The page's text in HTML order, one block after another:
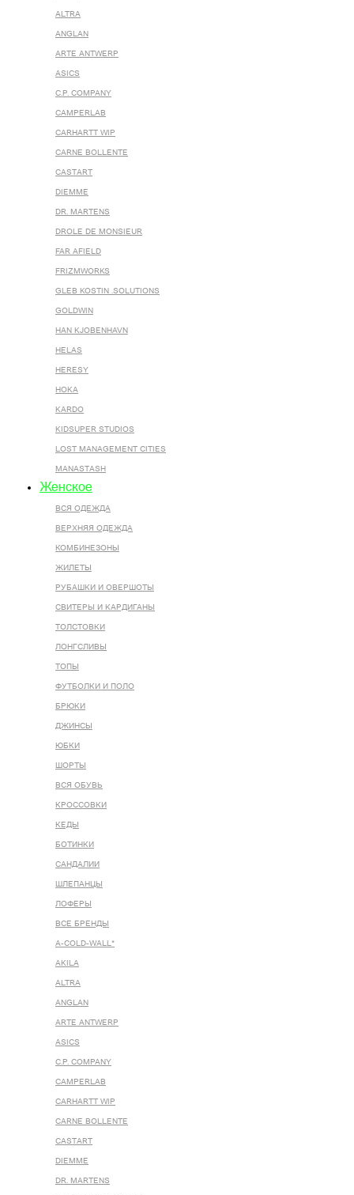
ALTRA
ANGLAN
ARTE ANTWERP
ASICS
C.P. COMPANY
CAMPERLAB
CARHARTT WIP
CARNE BOLLENTE
CASTART
DIEMME
DR. MARTENS
DROLE DE MONSIEUR
FAR AFIELD
FRIZMWORKS
GLEB KOSTIN .SOLUTIONS
GOLDWIN
HAN KJOBENHAVN
HELAS
HERESY
HOKA
KARDO
KIDSUPER STUDIOS
LOST MANAGEMENT CITIES
MANASTASH
Женское
ВСЯ ОДЕЖДА
ВЕРХНЯЯ ОДЕЖДА
КОМБИНЕЗОНЫ
ЖИЛЕТЫ
РУБАШКИ И ОВЕРШОТЫ
СВИТЕРЫ И КАРДИГАНЫ
ТОЛСТОВКИ
ЛОНГСЛИВЫ
ТОПЫ
ФУТБОЛКИ И ПОЛО
БРЮКИ
ДЖИНСЫ
ЮБКИ
ШОРТЫ
ВСЯ ОБУВЬ
КРОССОВКИ
КЕДЫ
БОТИНКИ
САНДАЛИИ
ШЛЕПАНЦЫ
ЛОФЕРЫ
ВСЕ БРЕНДЫ
A-COLD-WALL*
AKILA
ALTRA
ANGLAN
ARTE ANTWERP
ASICS
C.P. COMPANY
CAMPERLAB
CARHARTT WIP
CARNE BOLLENTE
CASTART
DIEMME
DR. MARTENS